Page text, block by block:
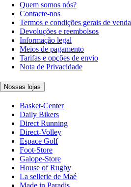
Quem somos nós?
Contacte-nos
Termos e condições gerais de venda
Devoluções e reembolsos
Informação legal
Meios de pagamento
Tarifas e opções de envio
Nota de Privacidade
Nossas lojas
Basket-Center
Daily Bikers
Direct Running
Direct-Volley
Espace Golf
Foot-Store
Galope-Store
House of Rugby
La sellerie de Maé
Made in Paradis